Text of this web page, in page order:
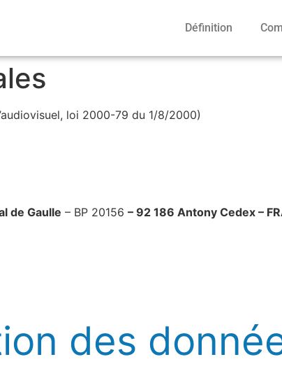
Définition
loi 2000-79 du 1/8/2000)
de Gaulle – BP 20156 – 92 186 Antony Cedex –
des